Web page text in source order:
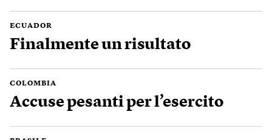
ECUADOR
Finalmente un risultato
COLOMBIA
Accuse pesanti per l’esercito